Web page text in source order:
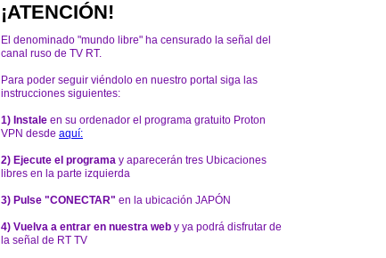
¡ATENCIÓN!
El denominado "mundo libre" ha censurado la señal del
canal ruso de TV RT.
Para poder seguir viéndolo en nuestro portal siga las
instrucciones siguientes:
1) Instale en su ordenador el programa gratuito Proton
VPN desde aquí:
2) Ejecute el programa y aparecerán tres Ubicaciones
libres en la parte izquierda
3) Pulse "CONECTAR" en la ubicación JAPÓN
4) Vuelva a entrar en nuestra web y ya podrá disfrutar de
la señal de RT TV